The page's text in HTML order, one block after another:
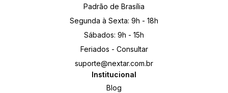
Padrão de Brasília
Segunda à Sexta: 9h - 18h
Sábados: 9h - 15h
Feriados - Consultar
suporte@nextar.com.br
Institucional
Blog